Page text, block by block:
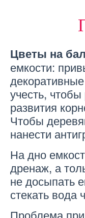
Цветы на
емкости:
учесть,
развития
Чтобы
нанести
На дно
дренаж, а
не досыпать
стекать вода
Проблема